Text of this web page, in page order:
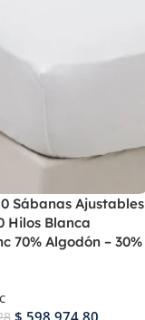
Sábanas Ajustables
Hilos Blanca
70% Algodón – 30%